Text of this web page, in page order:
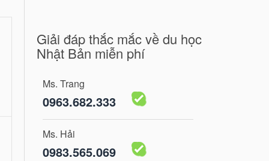
Giải đáp thắc mắc về du học
Nhật Bản miễn phí
Ms. Trang
0963.682.333
Ms. Hải
0983.565.069